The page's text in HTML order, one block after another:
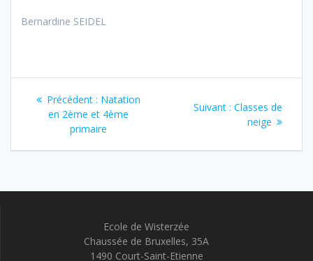
Bernardine SEIDEL
Navigation
l’article
Précédent : Article
précédent
:
Natation
en 2ème et 4ème
primaire
Suivant : Article
suivant
Classes de
neige
Ecole de Wisterzée
Chaussée de Bruxelles, 35A
1490 Court-Saint-Etienne